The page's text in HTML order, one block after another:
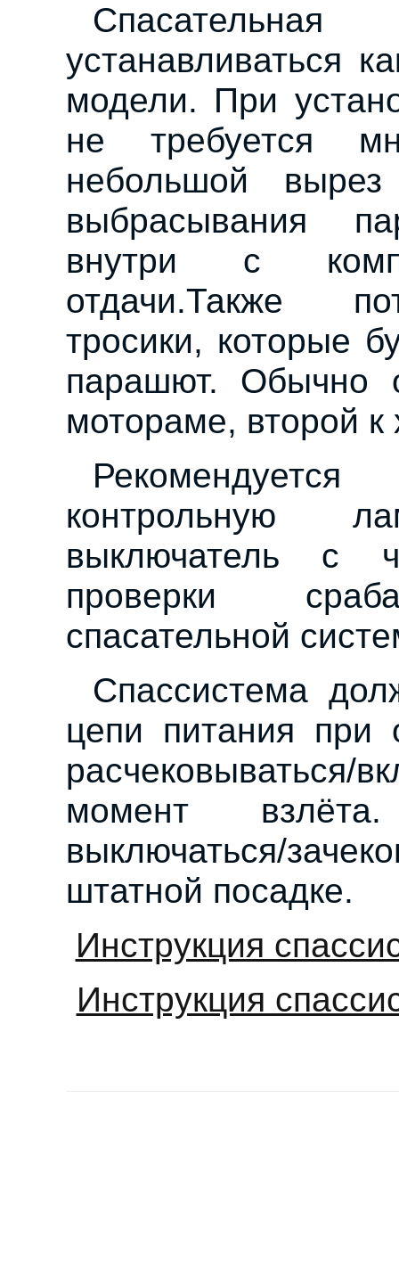
устанавливаться
модели. При
не требуется
небольшой
выбрасывания
внутри с
отдачи.Также
тросики, которые
парашют. Обычно
мотораме, второй к
контрольную
выключатель с
проверки
спасательной
Спассистема
цепи питания при
расчековываться/
момент
выключаться/
штатной посадке.
Инструкция
Инструкция